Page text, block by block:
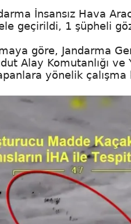
İnsansız Hava
geçirildi, 1 şüpheli
göre, Jandarma
Alay Komutanlığı ve
yönelik çalışma